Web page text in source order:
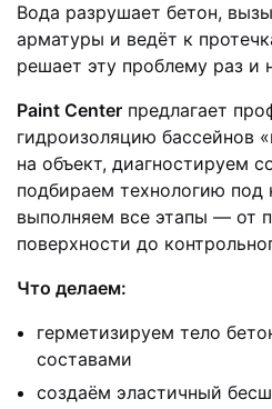
Вода разрушает бетон,
арматуры и ведёт к
решает эту проблему раз и
Paint Center предлагает
гидроизоляцию бассейнов
на объект, диагностируем
подбираем технологию под
выполняем все этапы — от
поверхности до
Что делаем:
герметизируем тело
составами
создаём эластичный